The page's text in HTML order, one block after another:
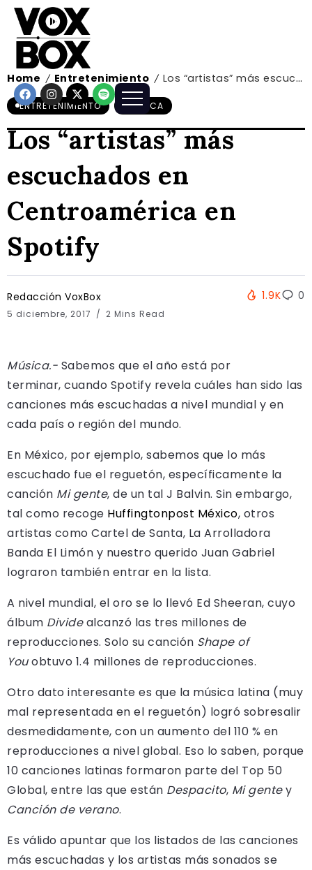
Home / Entretenimiento / Los “artistas” más escuchados en Centroamérica en Spotify
ENTRETENIMIENTO MÚSICA
Los “artistas” más
escuchados en
Centroamérica en
Spotify
Redacción VoxBox
5 diciembre, 2017 2 Mins Read
1.9K 0
Música.- Sabemos que el año está por
terminar, cuando Spotify revela cuáles han sido las
canciones más escuchadas a nivel mundial y en
cada país o región del mundo.
En México, por ejemplo, sabemos que lo más
escuchado fue el reguetón, específicamente la
canción Mi gente, de un tal J Balvin. Sin embargo,
tal como recoge Huffingtonpost México, otros
artistas como Cartel de Santa, La Arrolladora
Banda El Limón y nuestro querido Juan Gabriel
lograron también entrar en la lista.
A nivel mundial, el oro se lo llevó Ed Sheeran, cuyo
álbum Dividealcanzó las tres millones de
reproducciones. Solo su canción Shape of
Youobtuvo 1.4 millones de reproducciones.
Otro dato interesante es que la música latina (muy
mal representada en el reguetón) logró sobresalir
desmedidamente, con un aumento del 110 % en
reproducciones a nivel global. Eso lo saben, porque
10 canciones latinas formaron parte del Top 50
Global, entre las que están Despacito, Mi gentey
Canción de verano.
Es válido apuntar que los listados de las canciones
más escuchadas y los artistas más sonados se